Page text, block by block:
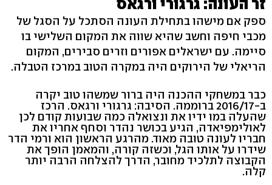
זר העונה: גרגורי ורגאס
ספק אם מישהו בתחילת העונה הסתכל על הסגל של
מכבי חיפה וחשב שהיא שווה את המקום השלישי בו
סיימה. עם ישראלים אפורים וזרים סבירים, המקום
הריאלי של הירוקים היה במקרה הטוב במרכז הטבלה.
כבר במשחקי ההכנה היה ברור שמשהו טוב יקרה
ב-2016/17 ברוממה. הסיבה: גרגורי ורגאס. הרכז
שהעלה במו ידיו את ונצואלה כמה שבועות קודם לכן
לאולימפיאדה, הגיע בכושר נהדר וסחף אחריו את
חבריו לעונה טובה מאוד. מהרגע הראשון הוא ורמי הדר
שידרו על אותו הגל, וכשזה קורה, והמאמן הופך את
הקבוצה לתלכיד מחובר, הדרך להצלחה הרבה יותר
קלה.